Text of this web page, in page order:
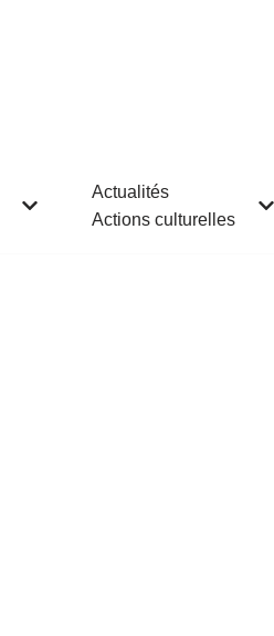
Actualités
Actions culturelles